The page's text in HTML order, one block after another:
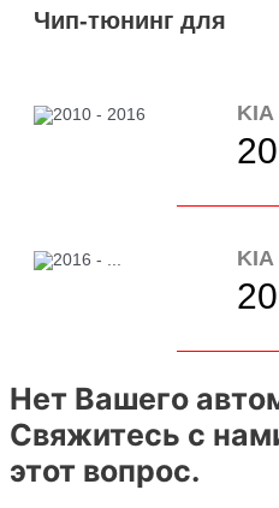
Чип-тюнинг для
Нет Вашего
Свяжитесь с
этот вопрос.